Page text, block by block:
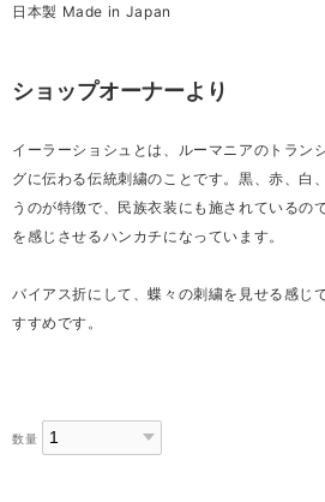
日本製 Made in Japan
ショップオーナーより
イーラーショシュとは、ルーマニアのトラン
グに伝わる伝統刺繍のことです。黒、赤、白
うのが特徴で、民族衣装にも施されているの
を感じさせるハンカチになっています。
バイアス折にして、蝶々の刺繍を見せる感じ
すすめです。
数量